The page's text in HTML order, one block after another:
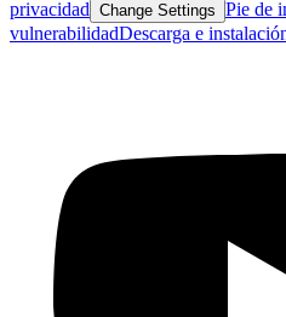
privacidad Change Settings Pie de
vulnerabilidadDescarga e